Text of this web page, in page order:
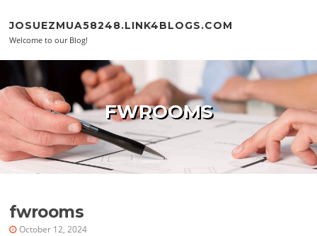
JOSUEZMUA58248.LINK4BLOGS.COM
Welcome to our Blog!
FWROOMS
fwrooms
October 12, 2024